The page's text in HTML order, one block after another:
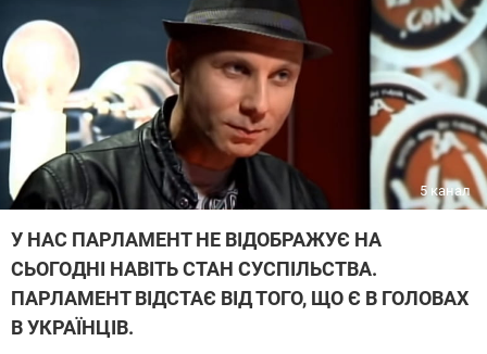
5 канал
У НАС ПАРЛАМЕНТ НЕ ВІДОБРАЖУЄ НА
СЬОГОДНІ НАВІТЬ СТАН СУСПІЛЬСТВА.
ПАРЛАМЕНТ ВІДСТАЄ ВІД ТОГО, ЩО Є В ГОЛОВАХ
В УКРАЇНЦІВ.